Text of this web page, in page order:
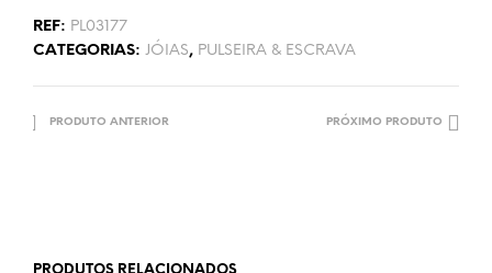
REF: PL03177
CATEGORIAS: JÓIAS, PULSEIRA & ESCRAVA
PRODUTO ANTERIOR PRÓXIMO PRODUTO